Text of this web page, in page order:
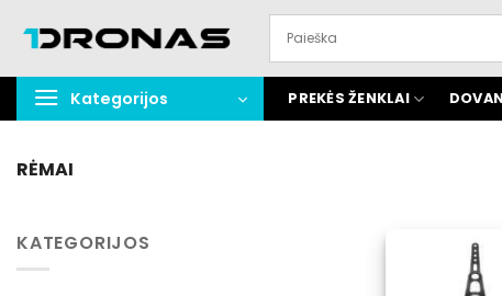
turinį
Kategorijos PREKĖS ŽENKLAI
RĖMAI
KATEGORIJOS